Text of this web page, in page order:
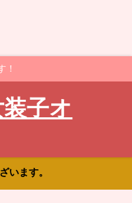
！
子オ
います。